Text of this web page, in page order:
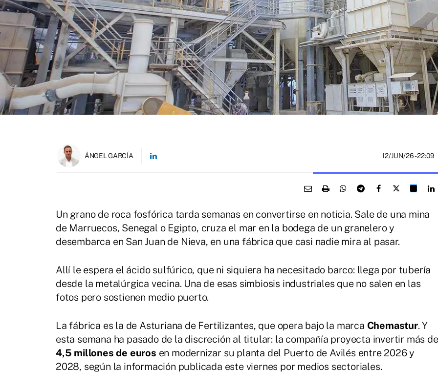
ÁNGEL GARCÍA 12/JUN/26- 22:09
Un grano de roca fosfórica tarda semanas en convertirse en noticia. Sale de una mina
de Marruecos, Senegal o Egipto, cruza el mar en la bodega de un granelero y
desembarca en San Juan de Nieva, en una fábrica que casi nadie mira al pasar.
Allí le espera el ácido sulfúrico, que ni siquiera ha necesitado barco: llega por tubería
desde la metalúrgica vecina. Una de esas simbiosis industriales que no salen en las
fotos pero sostienen medio puerto.
La fábrica es la de Asturiana de Fertilizantes, que opera bajo la marca Chemastur. Y
esta semana ha pasado de la discreción al titular: la compañía proyecta invertir más de
4,5 millones de euros en modernizar su planta del Puerto de Avilés entre 2026 y
2028, según la información publicada este viernes por medios sectoriales.